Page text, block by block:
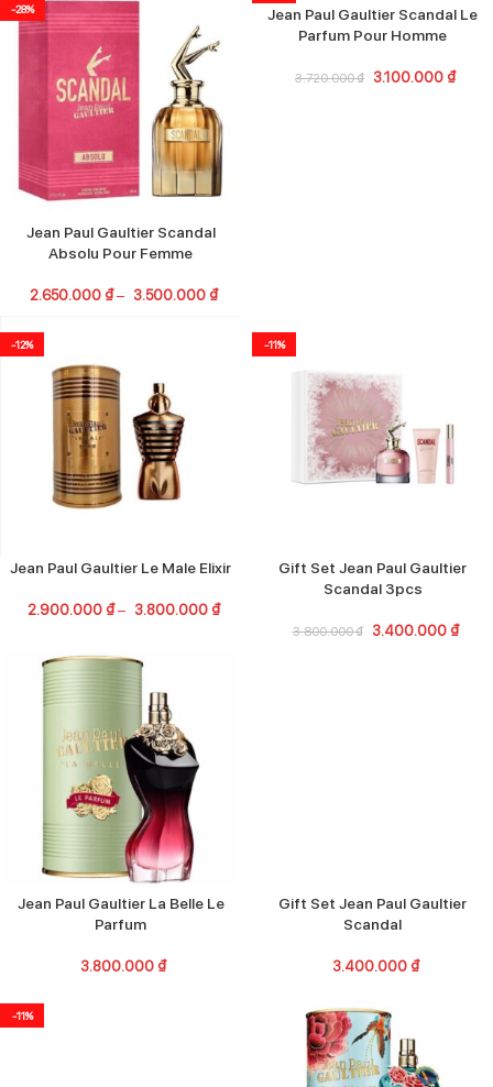
-28%
Jean Paul Gaultier Scandal
Absolu Pour Femme
2.650.000 ₫ – 3.500.000 ₫
-17%
Jean Paul Gaultier Scandal Le
Parfum Pour Homme
3.720.000₫ 3.100.000 ₫
-12%
Jean Paul Gaultier Le Male Elixir
2.900.000 ₫ – 3.800.000 ₫
-11%
Gift Set Jean Paul Gaultier
Scandal 3pcs
3.800.000₫ 3.400.000 ₫
Jean Paul Gaultier La Belle Le
Parfum
3.800.000 ₫
Gift Set Jean Paul Gaultier
Scandal
3.400.000 ₫
-11%